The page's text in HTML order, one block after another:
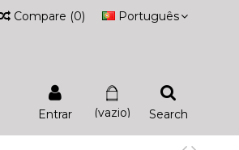
Português
Compare (0)
Search
(vazio)
Entrar